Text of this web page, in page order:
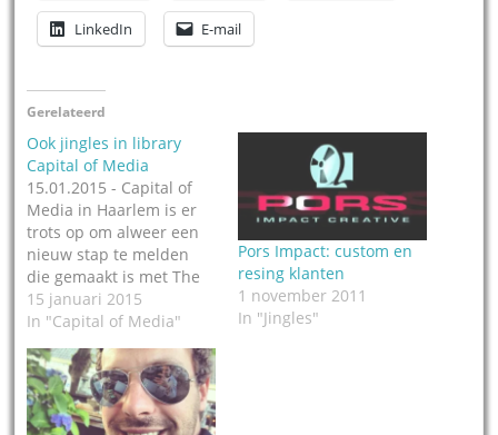
LinkedIn E-mail
Gerelateerd
Ook jingles in library
Capital of Media
15.01.2015 - Capital of
Media in Haarlem is er
trots op om alweer een
nieuw stap te melden
die gemaakt is met The
Radio Imaging Library:
wanneer de klant ook de
dit librarypakket ook
geüpdatet met nieuwe
jingles. Dus elke maand
15 januari 2015
In "Capital of Media"
Pors Impact: custom en
resing klanten
1 november 2011
In "Jingles"